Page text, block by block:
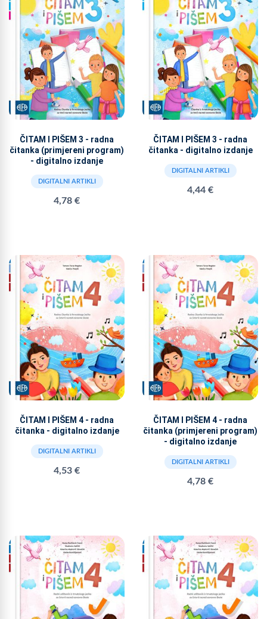
ČITAM I PIŠEM 3 - radna
čitanka (primjereni program)
- digitalno izdanje
DIGITALNI ARTIKLI
4,78 €
ČITAM I PIŠEM 3 - radna
čitanka - digitalno izdanje
DIGITALNI ARTIKLI
4,44 €
ČITAM I PIŠEM 4 - radna
čitanka - digitalno izdanje
DIGITALNI ARTIKLI
4,53 €
ČITAM I PIŠEM 4 - radna
čitanka (primjereni program)
- digitalno izdanje
DIGITALNI ARTIKLI
4,78 €